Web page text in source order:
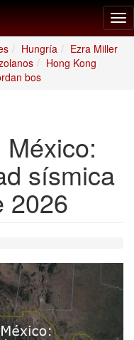
Hungría
Ezra Miller
Hong Kong
bos
sísmica
2026